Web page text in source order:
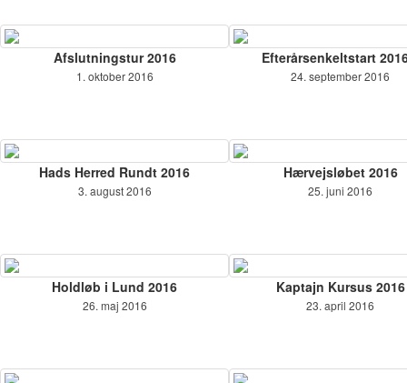
Afslutningstur 2016
1. oktober 2016
Efterårsenkeltstart
24. september 2016
Hads Herred Rundt 2016
3. august 2016
Hærvejsløbet 2016
25. juni 2016
Holdløb i Lund 2016
26. maj 2016
Kaptajn Kursus 2016
23. april 2016